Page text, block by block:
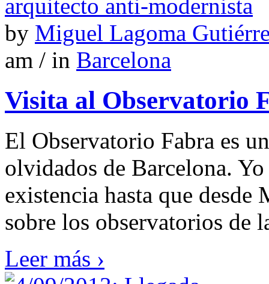
by Miguel Lagoma
am / in Barcelona
Visita al Observatorio
El Observatorio Fabra es
olvidados de Barcelona.
existencia hasta que
sobre los observatorios de
Leer más ›